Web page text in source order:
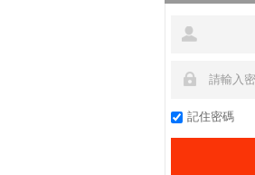
記住密碼